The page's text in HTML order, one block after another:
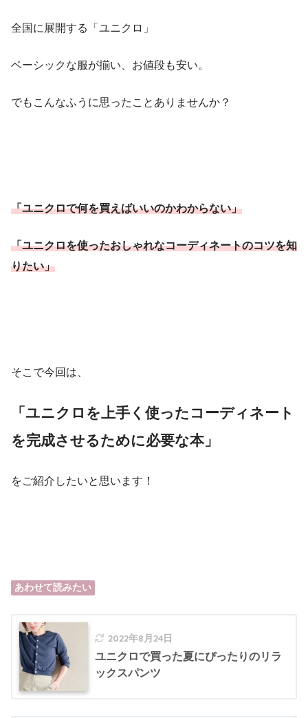
全国に展開する「ユニクロ」
ベーシックな服が揃い、お値段も安い。
でもこんなふうに思ったことありませんか？
「ユニクロで何を買えばいいのかわからない」
「ユニクロを使ったおしゃれなコーディネートのコツを知
りたい」
そこで今回は、
「ユニクロを上手く使ったコーディネート
を完成させるために必要な本」
をご紹介したいと思います！
あわせて読みたい
2022年8月24日
ユニクロで買った夏にぴったりのリラ
ックスパンツ